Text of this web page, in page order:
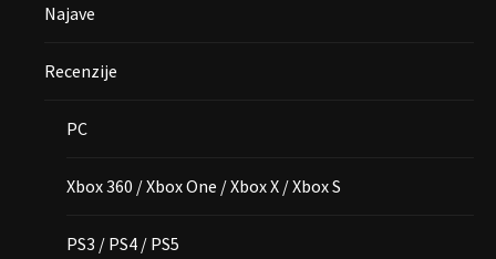
Najave
Recenzije
PC
Xbox 360 / Xbox One / Xbox X / Xbox S
PS3 / PS4 / PS5